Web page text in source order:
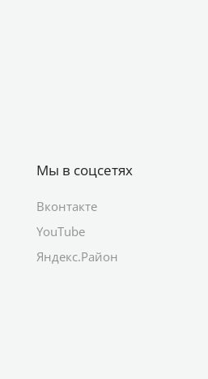
Мы в соцсетях
Вконтакте
YouTube
Яндекс.Район